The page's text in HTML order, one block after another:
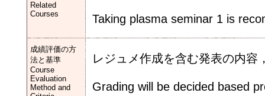
Related
Courses
Taking plasma seminar 1 is
成績評価の方
法と基準
Course
Evaluation
Method and
レジュメ作成を含む発表の内
Grading will be decided based